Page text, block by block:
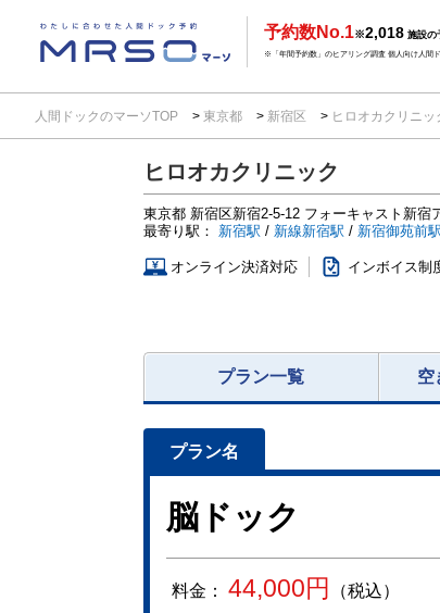
予約数No.1※2,018 施設の
※「年間予約数」のヒアリング調査 個人向け人間
人間ドックのマーソTOP 東京都 新宿区 ヒロオカクリニッ
ヒロオカクリニック
東京都 新宿区新宿2-5-12 フォーキャスト新宿
最寄り駅： 新宿駅 / 新線新宿駅 / 新宿御苑前駅
オンライン決済対応 インボイス制
プラン一覧 空
脳ドック
料金： 44,000円 （税込）